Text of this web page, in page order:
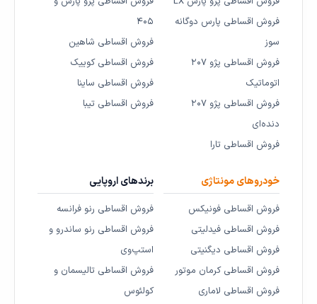
فروش اقساطی پارس دوگانه
سوز
فروش اقساطی پژو ۲۰۷
اتوماتیک
فروش اقساطی پژو ۲۰۷
دنده‌ای
فروش اقساطی تارا
۴۰۵
فروش اقساطی شاهین
فروش اقساطی کوییک
فروش اقساطی ساینا
فروش اقساطی تیبا
خودروهای مونتاژی
فروش اقساطی فونیکس
فروش اقساطی فیدلیتی
فروش اقساطی دیگنیتی
فروش اقساطی کرمان موتور
فروش اقساطی لاماری
برندهای اروپایی
فروش اقساطی رنو فرانسه
فروش اقساطی رنو ساندرو و
استپ‌وی
فروش اقساطی تالیسمان و
کولئوس